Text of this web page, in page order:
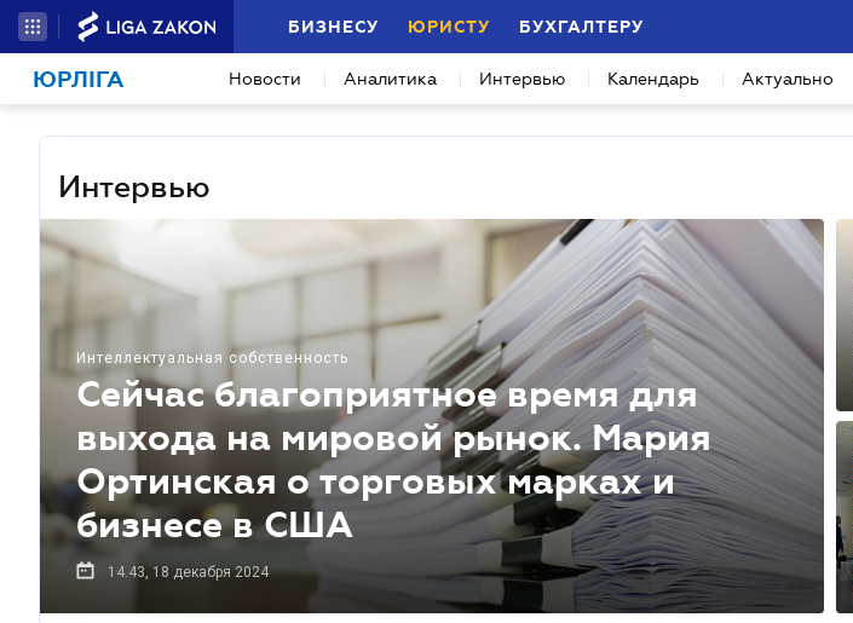
БИЗНЕСУ ЮРИСТУ БУХГАЛТЕРУ
ЮРЛІГА Новости Аналитика Интервью Календарь Актуально
Интервью
Интеллектуальная собственность
Сейчас благоприятное время для
выхода на мировой рынок. Мария
Ортинская о торговых марках и
бизнесе в США
14.43, 18 декабря 2024